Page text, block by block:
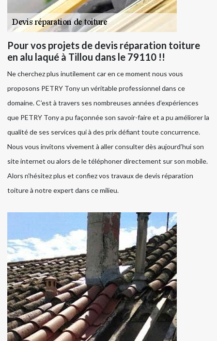
Pour vos projets de devis réparation toiture
en alu laqué à Tillou dans le 79110 !!
Ne cherchez plus inutilement car en ce moment nous vous
proposons PETRY Tony un véritable professionnel dans ce
domaine. C’est à travers ses nombreuses années d’expériences
que PETRY Tony a pu façonnée son savoir-faire et a pu améliorer la
qualité de ses services qui à des prix défiant toute concurrence.
Nous vous invitons vivement à aller consulter dès aujourd’hui son
site internet ou alors de le téléphoner directement sur son mobile.
Alors n’hésitez plus et confiez vos travaux de devis réparation
toiture à notre expert dans ce milieu.